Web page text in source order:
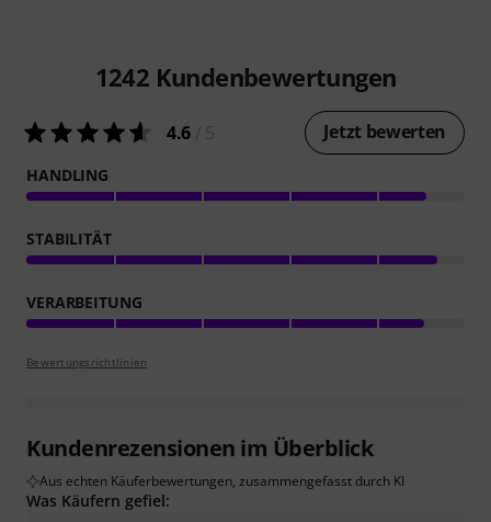
1242 Kundenbewertungen
4.6 Jetzt bewerten
HANDLING
STABILITÄT
VERARBEITUNG
Bewertungsrichtlinien
Kundenrezensionen im Überblick
Aus echten Käuferbewertungen, zusammengefasst durch KI
Was Käufern gefiel: